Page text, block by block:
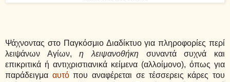
Ψάχνοντας στο Παγκόσμιο Διαδίκτυο για πληροφορίες περί
λειψάνων Αγίων,η λειψανοθήκη συναντά συχνά και
επικριτικά ή αντιχριστιανικά κείμενα (αλλοίμονο), όπως για
παράδειγμα αυτόπου αναφέρεται σε τέσσερεις κάρες του